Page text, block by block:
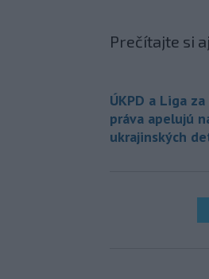
Prečítajte si
ÚKPD a Liga
práva apelujú
ukrajinských